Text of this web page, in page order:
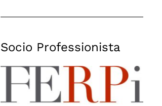
Socio Professionista